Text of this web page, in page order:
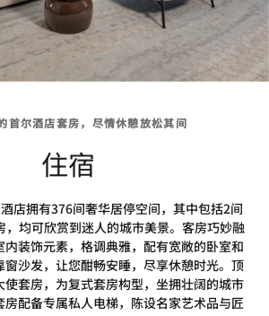
首尔酒店套房，尽情休憩放松其间
住宿
店拥有376间奢华居停空间，其中包括2间
，均可欣赏到迷人的城市美景。客房巧妙融
装饰元素，格调典雅，配有宽敞的卧室和
沙发，让您酣畅安睡，尽享休憩时光。顶
套房，为复式套房构型，坐拥壮阔的城市
配备专属私人电梯，陈设名家艺术品与匠